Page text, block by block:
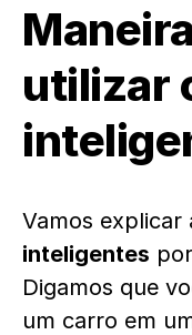
utilizar
Vamos explicar
inteligentes
Digamos que
um carro em